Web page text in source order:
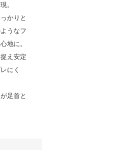
。
かりと
うなフ
地に。
え安定
にく
足首と